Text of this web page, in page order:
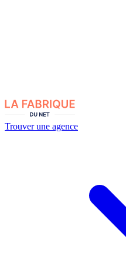
Trouver une agence